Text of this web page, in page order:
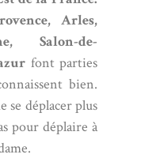
,Arles,
, Salon-de-
font parties
bien.
se déplacer plus
pour déplaire à